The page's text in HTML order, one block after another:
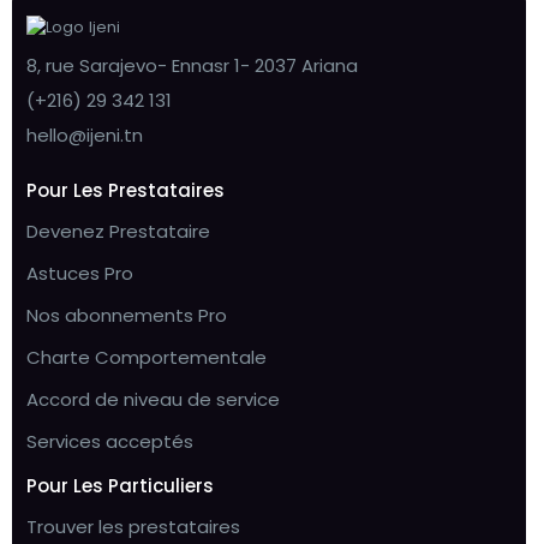
8, rue Sarajevo- Ennasr 1- 2037 Ariana
(+216) 29 342 131
hello@ijeni.tn
Pour Les Prestataires
Devenez Prestataire
Astuces Pro
Nos abonnements Pro
Charte Comportementale
Accord de niveau de service
Services acceptés
Pour Les Particuliers
Trouver les prestataires